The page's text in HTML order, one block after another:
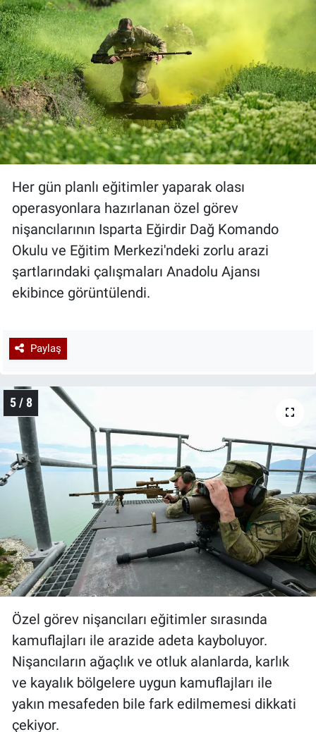
Her gün planlı eğitimler yaparak olası
operasyonlara hazırlanan özel görev
nişancılarının Isparta Eğirdir Dağ Komando
Okulu ve Eğitim Merkezi'ndeki zorlu arazi
şartlarındaki çalışmaları Anadolu Ajansı
ekibince görüntülendi.
Paylaş
5 / 8
Özel görev nişancıları eğitimler sırasında
kamuflajları ile arazide adeta kayboluyor.
Nişancıların ağaçlık ve otluk alanlarda, karlık
ve kayalık bölgelere uygun kamuflajları ile
yakın mesafeden bile fark edilmemesi dikkati
çekiyor.